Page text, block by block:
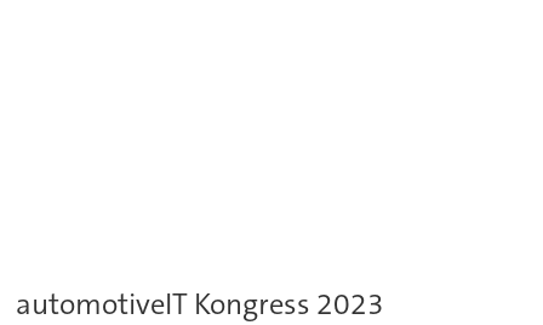
automotiveIT Kongress 2023